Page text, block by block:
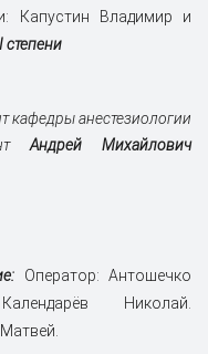
Капустин Владимир и
кафедры анестезиологии
Андрей Михайлович
Оператор: Антошечко
Николай.